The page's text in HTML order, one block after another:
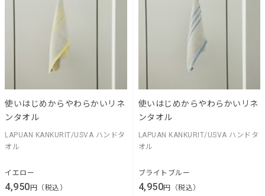
使いはじめからやわらかいリネ
ンタオル
LAPUAN KANKURIT/USVA ハンドタ
オル
イエロー
4,950円（税込）
使いはじめからやわらかいリネ
ンタオル
LAPUAN KANKURIT/USVA ハンドタ
オル
ブライトブルー
4,950円（税込）